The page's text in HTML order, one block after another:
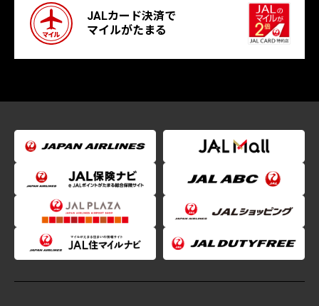
JALカード決済で
マイルがたまる